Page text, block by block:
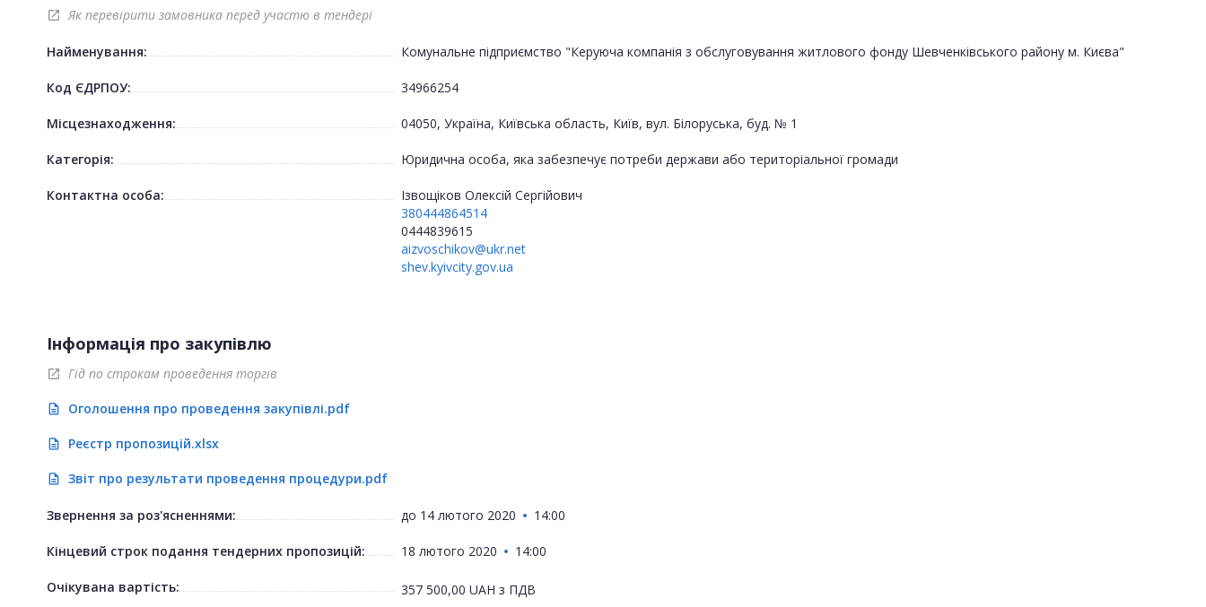
open_in_new Як перевірити замовника перед участю в тендері
Найменування: Комунальне підприємство "Керуюча компанія з обслуговування житлового фонду Шевченківського району м. Києва"
Код ЄДРПОУ: 34966254
Місцезнаходження: 04050, Україна, Київська область, Київ, вул. Білоруська, буд. № 1
Категорія: Юридична особа, яка забезпечує потреби держави або територіальної громади
Контактна особа:
Ізвощіков Олексій Сергійович
380444864514
0444839615
aizvoschikov@ukr.net
shev.kyivcity.gov.ua
Інформація про закупівлю
open_in_new Гід по строкам проведення торгів
description Оголошення про проведення закупівлі.pdf
description Реєстр пропозицій.xlsx
description Звіт про результати проведення процедури.pdf
Звернення за роз'ясненнями: до 14 лютого 2020 14:00
Кінцевий строк подання тендерних пропозицій: 18 лютого 2020 14:00
Очікувана вартість: 357 500,00 UAH з ПДВ